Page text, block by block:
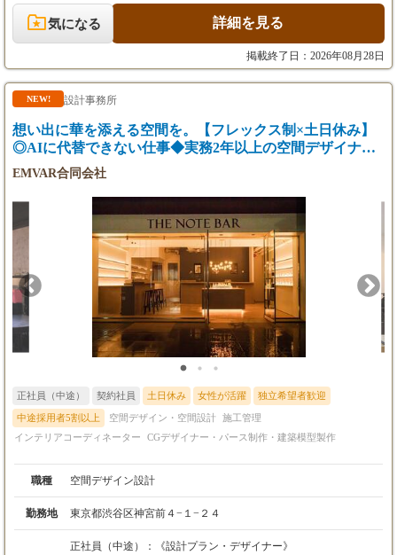
経験2年以上の方（デザイナー/施工管理）
月給35万円～
※上記金額は最低保証額です。
【残業代】
【試用期間】
6ヶ月あり
試用期間終了後に給与の見直しを行います
での全工程に責任と裁量を持つ。それが私たちのデザイナーのス
タイルです。 案件は関東、関西だけでなく、日本全国で行ってお
ります。 また海外クライアントからの案件もございます。 【プ
ロジェクトの一例】 ・ヒアリング,現地調査 現地調査をしつつ、
施主様からのヒアリングを行います ・プランニング,デザイン プ
ランニングを行い、施主様からの希望を元にデザインを提案しま
施主様へ提示しプレゼンを行います。 ・実施設計,各種手配 実施
設計を進めつつ、施工チームと工程調整、打合せを行います。 ・
施工チームと共に連携をとり、施工を進めます。 またデザイン管
施工完了後、引き渡し業務を行います。 ・竣工図作成,アフター
フォロー 引渡し後も顧客と連絡を定期的に取り、アフターフォロ
ーを行います。 また竣工図を作成し、施主様にお渡しします。
気になる 詳細を見る
掲載終了日：2026年08月28日
NEW! 設計事務所
想い出に華を添える空間を。【フレックス制×土日休み】
◎AIに代替できない仕事◆実務2年以上の空間デザイナー
募集！
EMVAR合同会社
正社員（中途） 契約社員 土日休み 女性が活躍 独立希望者歓迎
中途採用者5割以上 空間デザイン・空間設計 施工管理
インテリアコーディネーター
CGデザイナー・パース制作・建築模型製作
職種 空間デザイン設計
勤務地 東京都渋谷区神宮前４−１−２４
正社員（中途）：
《設計プラン・デザイナー》